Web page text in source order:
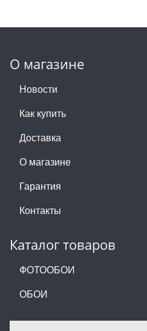
О магазине
Новости
Как купить
Доставка
О магазине
Гарантия
Контакты
Каталог товаров
ФОТООБОИ
ОБОИ